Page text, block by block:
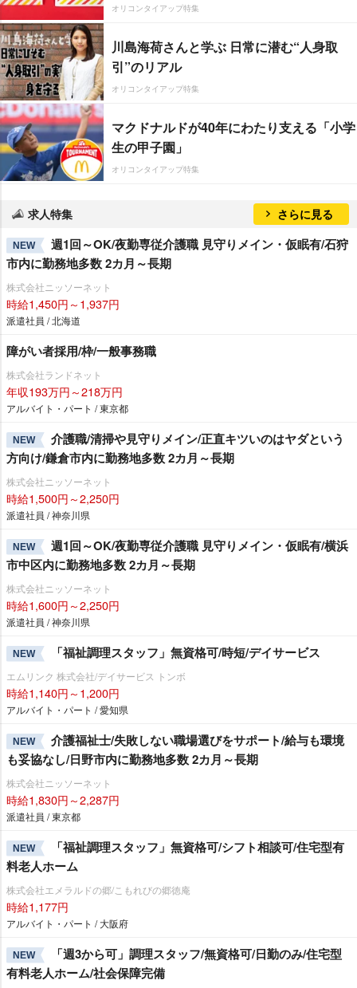
オリコンタイアップ特集
川島海荷さんと学ぶ 日常に潜む“人身取
引”のリアル
オリコンタイアップ特集
マクドナルドが40年にわたり支える「小学
生の甲子園」
オリコンタイアップ特集
求人特集 さらに見る
NEW
週1回～OK/夜勤専従介護職 見守りメイン・仮眠有/石狩
市内に勤務地多数 2カ月～長期
株式会社ニッソーネット
時給1,450円～1,937円
派遣社員 / 北海道
障がい者採用/枠/一般事務職
株式会社ランドネット
年収193万円～218万円
アルバイト・パート / 東京都
NEW
介護職/清掃や見守りメイン/正直キツいのはヤダという
方向け/鎌倉市内に勤務地多数 2カ月～長期
株式会社ニッソーネット
時給1,500円～2,250円
派遣社員 / 神奈川県
NEW
週1回～OK/夜勤専従介護職 見守りメイン・仮眠有/横浜
市中区内に勤務地多数 2カ月～長期
株式会社ニッソーネット
時給1,600円～2,250円
派遣社員 / 神奈川県
NEW 「福祉調理スタッフ」無資格可/時短/デイサービス
エムリンク 株式会社/デイサービス トンボ
時給1,140円～1,200円
アルバイト・パート / 愛知県
NEW
介護福祉士/失敗しない職場選びをサポート/給与も環境
も妥協なし/日野市内に勤務地多数 2カ月～長期
株式会社ニッソーネット
時給1,830円～2,287円
派遣社員 / 東京都
NEW
「福祉調理スタッフ」無資格可/シフト相談可/住宅型有
料老人ホーム
株式会社エメラルドの郷/こもれびの郷徳庵
時給1,177円
アルバイト・パート / 大阪府
NEW
「週3から可」調理スタッフ/無資格可/日勤のみ/住宅型
有料老人ホーム/社会保障完備